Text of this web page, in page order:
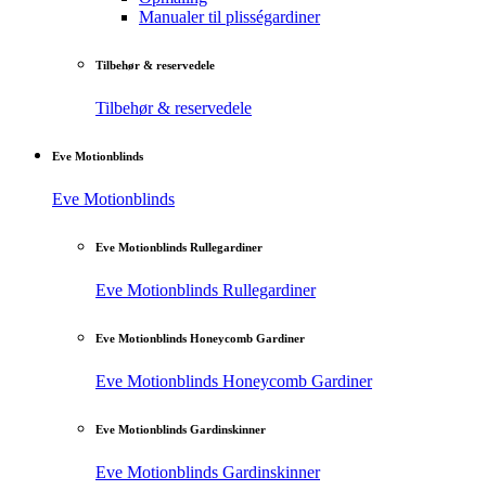
Manualer til plisségardiner
Tilbehør & reservedele
Tilbehør & reservedele
Eve Motionblinds
Eve Motionblinds
Eve Motionblinds Rullegardiner
Eve Motionblinds Rullegardiner
Eve Motionblinds Honeycomb Gardiner
Eve Motionblinds Honeycomb Gardiner
Eve Motionblinds Gardinskinner
Eve Motionblinds Gardinskinner